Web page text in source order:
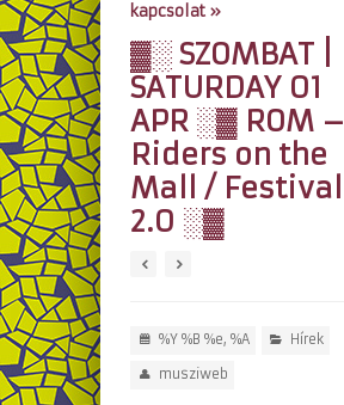
kapcsolat »
go to...
▓░ SZOMBAT |
SATURDAY 01
APR ░▓ ROM –
Riders on the
Mall / Festival
2.0 ░▓
%Y %B %e, %A Hírek
musziweb